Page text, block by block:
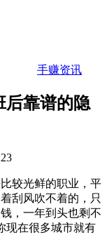
手赚资讯
后靠谱的隐
较光鲜的职业，平
刮风吹不着的，只
，一年到头也剩不
现在很多城市就有